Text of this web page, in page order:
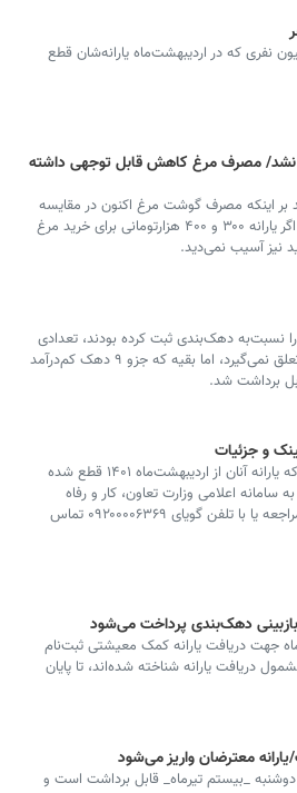
نفری که در اردیبهشت‌ماه یارانه‌شان قطع
مرغ نشد/ مصرف مرغ کاهش قابل توجهی داشته
بر اینکه مصرف گوشت مرغ اکنون در مقایسه
با سال قبل کاهش قابل توجهی داشته است، گفت: اگر یارانه ۳۰۰ و ۴۰۰ هزارتومانی برای خرید مرغ
نیز آسیب نمی‌دید.
دهک‌بندی ثبت کرده بودند، تعدادی
جزو دهک پر درآمد ۱۰ قرار گرفتند که یارانه به آن‌ها تعلق نمی‌گیرد، اما بقیه که جزو ۹ دهک کم‌درآمد
برداشت شد.
و جزئیات
متقاضیان بازبینی و دهک‌بندی اعلام شده یا افرادی که یارانه آنان از اردیبهشت‌ماه ۱۴۰۱ قطع شده
اعلامی وزارت تعاون، کار و رفاه
اجتماعی به آدرس https://hemayat.mcls.gov.ir مراجعه یا با تلفن گویای ۰۹۲۰۰۰۰۶۳۶۹ تماس
دهک‌بندی پرداخت می‌شود
جهت دریافت یارانه کمک معیشتی ثبت‌نام
دریافت یارانه شناخته شده‌اند، تا پایان
معترضان واریز می‌شود
یارانه نقدی کمک معیشتی تیرماه ۱۴۰۱ از ساعت ۲۴ دوشنبه _بیستم تیرماه_ قابل برداشت است و